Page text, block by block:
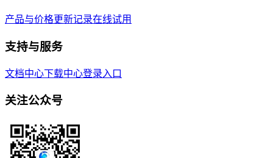
产品与价格更新记录在线试用
支持与服务
文档中心下载中心登录入口
关注公众号